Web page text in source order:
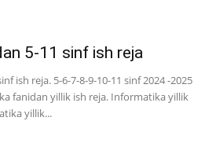
5-11 sinf ish reja
ish reja. 5-6-7-8-9-10-11 sinf 2024 -2025
fanidan yillik ish reja. Informatika yillik
yillik...